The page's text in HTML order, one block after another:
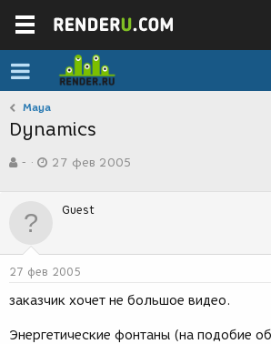
Maya
Dynamics
в
р
м
-
а
д
н
я
27 фев 2005
Guest
27 фев 2005
заказчик хочет не большое видео.
Энергетические фонтаны (на подобие